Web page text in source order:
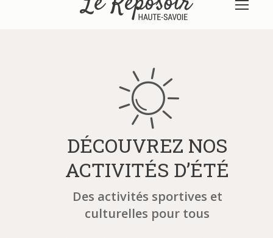
DÉCOUVREZ NOS
ACTIVITÉS D’ÉTÉ
Des activités sportives et
culturelles pour tous